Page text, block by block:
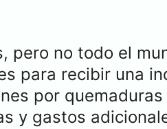
pero no todo el
para recibir una
por
y gastos